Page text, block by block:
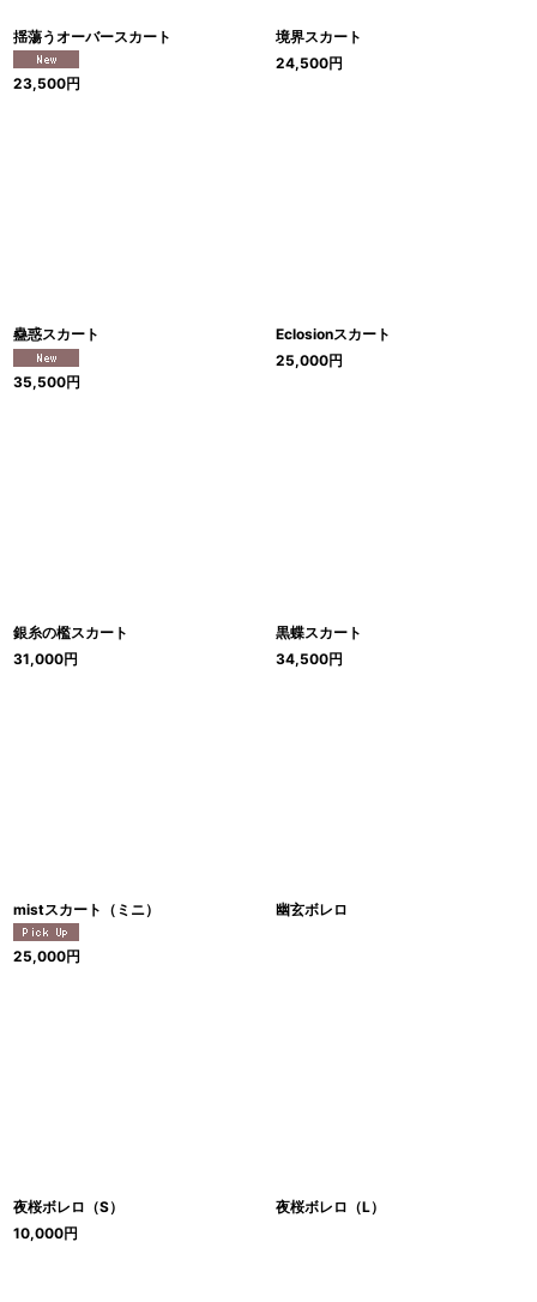
揺蕩うオーバースカート
23,500円
境界スカート
24,500円
蠱惑スカート
35,500円
Eclosionスカート
25,000円
銀糸の檻スカート
31,000円
黒蝶スカート
34,500円
mistスカート（ミニ）
25,000円
幽玄ボレロ
夜桜ボレロ（S）
10,000円
夜桜ボレロ（L）